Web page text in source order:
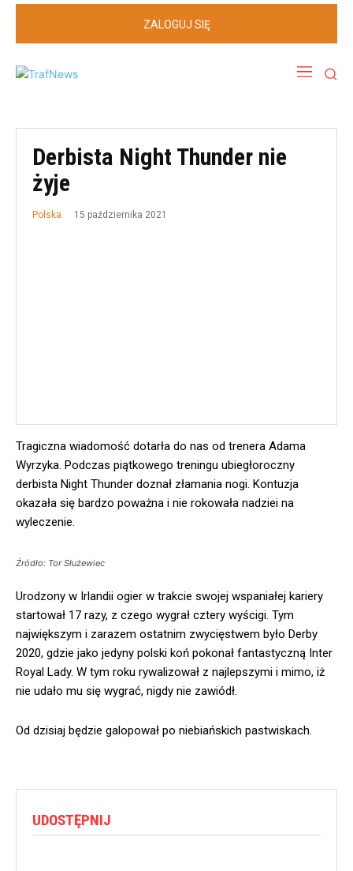
ZALOGUJ SIĘ
Derbista Night Thunder nie
żyje
Polska 15 października 2021
Tragiczna wiadomość dotarła do nas od trenera Adama
Wyrzyka. Podczas piątkowego treningu ubiegłoroczny
derbista Night Thunder doznał złamania nogi. Kontuzja
okazała się bardzo poważna i nie rokowała nadziei na
wyleczenie.
Źródło: Tor Służewiec
Urodzony w Irlandii ogier w trakcie swojej wspaniałej kariery
startował 17 razy, z czego wygrał cztery wyścigi. Tym
największym i zarazem ostatnim zwycięstwem było Derby
2020, gdzie jako jedyny polski koń pokonał fantastyczną Inter
Royal Lady. W tym roku rywalizował z najlepszymi i mimo, iż
nie udało mu się wygrać, nigdy nie zawiódł.
Od dzisiaj będzie galopował po niebiańskich pastwiskach.
UDOSTĘPNIJ